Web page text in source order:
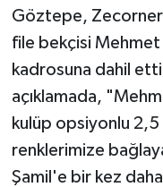
Göztepe, Zecorner
file bekçisi
kadrosuna dahil
açıklamada,
kulüp opsiyonlu 2,5 +
renklerimize
Şamil'e bir kez